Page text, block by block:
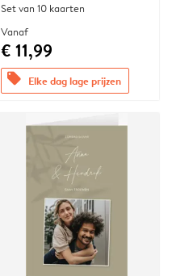
Set van 10 kaarten
Vanaf
€ 11,99
offers Elke dag lage prijzen